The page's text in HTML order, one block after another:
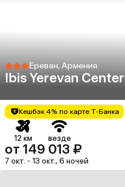
Ереван, Армения
Ibis Yerevan Center
Кешбэк 4% по карте Т-Банка
12 км везде
от 149 013 ₽
7 окт. - 13 окт., 6 ночей